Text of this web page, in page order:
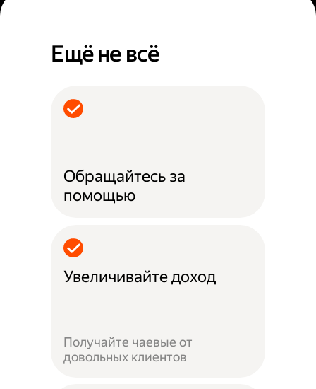
Ещё не всё
Обращайтесь за
помощью
Увеличивайте доход
Получайте чаевые от
довольных клиентов